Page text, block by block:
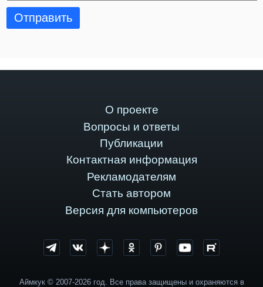
Отправить
О проекте
Вопросы и ответы
Публикации
Контактная информация
Рекламодателям
Стать автором
Версия для компьютеров
Аймкук © 2007-2026 год. Все права защищены и охраняются в